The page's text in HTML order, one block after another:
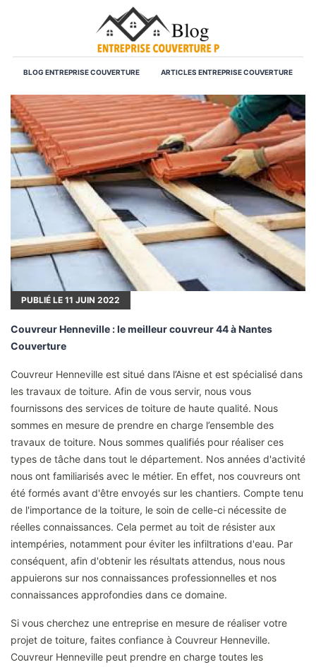
BLOG ENTREPRISE COUVERTURE ARTICLES ENTREPRISE COUVERTURE
PUBLIÉ LE 11 JUIN 2022
Couvreur Henneville : le meilleur couvreur 44 à Nantes
Couverture
Couvreur Henneville est situé dans l’Aisne et est spécialisé dans
les travaux de toiture. Afin de vous servir, nous vous
fournissons des services de toiture de haute qualité. Nous
sommes en mesure de prendre en charge l’ensemble des
travaux de toiture. Nous sommes qualifiés pour réaliser ces
types de tâche dans tout le département. Nos années d'activité
nous ont familiarisés avec le métier. En effet, nos couvreurs ont
été formés avant d'être envoyés sur les chantiers. Compte tenu
de l'importance de la toiture, le soin de celle-ci nécessite de
réelles connaissances. Cela permet au toit de résister aux
intempéries, notamment pour éviter les infiltrations d'eau. Par
conséquent, afin d'obtenir les résultats attendus, nous nous
appuierons sur nos connaissances professionnelles et nos
connaissances approfondies dans ce domaine.
Si vous cherchez une entreprise en mesure de réaliser votre
projet de toiture, faites confiance à Couvreur Henneville.
Couvreur Henneville peut prendre en charge toutes les